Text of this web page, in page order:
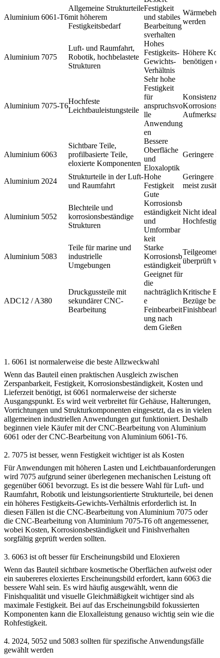
Aluminium 6061-T6
Allgemeine Strukturteile
mit höherem
Festigkeitsbedarf
Festigkeit
und stabiles
Bearbeitung
sverhalten
werden
Aluminium 7075
Luft- und Raumfahrt,
Robotik, hochbelastete
Strukturen
Hohes
Festigkeits-
Gewichts-
Verhältnis
Höhere
benötigen
Aluminium 7075-T6
Hochfeste
Leichtbauleistungsteile
Sehr hohe
Festigkeit
für
anspruchsvo
lle
Anwendung
en
Konsistenz
Aluminium 6063
Sichtbare Teile,
profilbasierte Teile,
eloxierte Komponenten
Bessere
Oberfläche
und
Eloxaloptik
Geringere
Aluminium 2024
Strukturteile in der Luft-
und Raumfahrt
Hohe
Festigkeit
Geringere
meist
Aluminium 5052
Blechteile und
korrosionsbeständige
Strukturen
Gute
Korrosionsb
eständigkeit
und
Umformbar
keit
Nicht ideal
Aluminium 5083
Teile für marine und
industrielle
Umgebungen
Starke
Korrosionsb
eständigkeit
überprüft
ADC12 / A380
Druckgussteile mit
sekundärer CNC-
Bearbeitung
Geeignet für
die
nachträglich
e
Feinbearbeit
ung nach
dem Gießen
Kritische
Bezüge
1. 6061 ist normalerweise die beste Allzweckwahl
Wenn das Bauteil einen praktischen Ausgleich zwischen
Zerspanbarkeit, Festigkeit, Korrosionsbeständigkeit, Kosten und
Lieferzeit benötigt, ist 6061 normalerweise der sicherste
Ausgangspunkt. Es wird weit verbreitet für Gehäuse, Halterungen,
Vorrichtungen und Strukturkomponenten eingesetzt, da es in vielen
allgemeinen industriellen Anwendungen gut funktioniert. Deshalb
beginnen viele Käufer mit derCNC-Bearbeitung von Aluminium
6061 oder derCNC-Bearbeitung von Aluminium 6061-T6.
2. 7075 ist besser, wenn Festigkeit wichtiger ist als Kosten
Für Anwendungen mit höheren Lasten und Leichtbauanforderungen
wird 7075 aufgrund seiner überlegenen mechanischen Leistung oft
gegenüber 6061 bevorzugt. Es ist die bessere Wahl für Luft- und
Raumfahrt, Robotik und leistungsorientierte Strukturteile, bei denen
ein höheres Festigkeits-Gewichts-Verhältnis erforderlich ist. In
diesen Fällen ist die CNC-Bearbeitung von Aluminium 7075 oder
die CNC-Bearbeitung von Aluminium 7075-T6 oft angemessener,
wobei Kosten, Korrosionsbeständigkeit und Finishverhalten
sorgfältig geprüft werden sollten.
3. 6063 ist oft besser für Erscheinungsbild und Eloxieren
Wenn das Bauteil sichtbare kosmetische Oberflächen aufweist oder
ein saubereres eloxiertes Erscheinungsbild erfordert, kann 6063 die
bessere Wahl sein. Es wird häufig ausgewählt, wenn die
Finishqualität und visuelle Gleichmäßigkeit wichtiger sind als
maximale Festigkeit. Bei auf das Erscheinungsbild fokussierten
Komponenten kann die Eloxalleistung genauso wichtig sein wie die
Rohfestigkeit.
4. 2024, 5052 und 5083 sollten für spezifische Anwendungsfälle
gewählt werden